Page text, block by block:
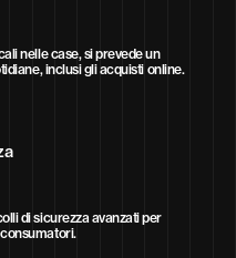
nelle case, si prevede un
inclusi gli acquisti online.
di sicurezza avanzati per